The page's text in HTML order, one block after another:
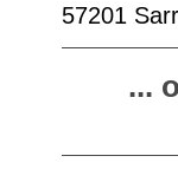
57201
...